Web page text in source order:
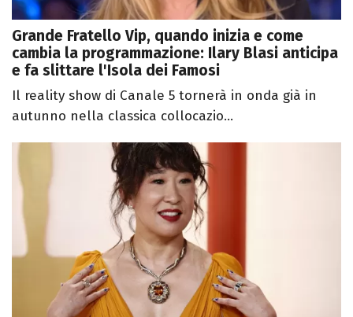
Grande Fratello Vip, quando inizia e come
cambia la programmazione: Ilary Blasi anticipa
e fa slittare l'Isola dei Famosi
Il reality show di Canale 5 tornerà in onda già in
autunno nella classica collocazio...